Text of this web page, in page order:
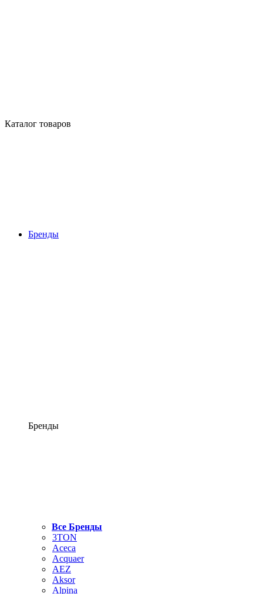
Каталог товаров
Бренды
Бренды
Все Бренды
3TON
Aceca
Acquaer
AEZ
Aksor
Alpina